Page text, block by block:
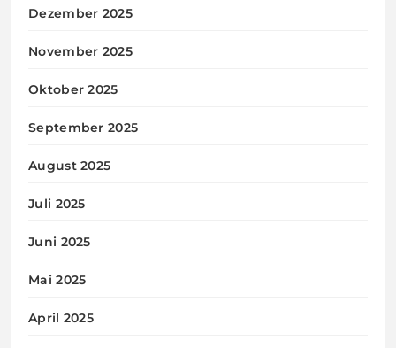
Dezember 2025
November 2025
Oktober 2025
September 2025
August 2025
Juli 2025
Juni 2025
Mai 2025
April 2025